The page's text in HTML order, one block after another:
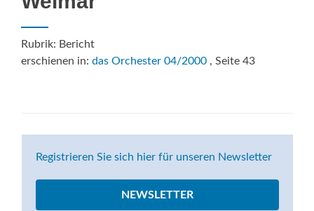
Rubrik: Bericht
erschienen in: das Orchester 04/2000 , Seite 43
Registrieren Sie sich hier für unseren Newsletter
NEWSLETTER